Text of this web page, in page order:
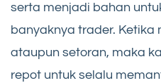
serta menjadi bahan
banyaknya trader. Ketika
ataupun setoran, maka
repot untuk selalu